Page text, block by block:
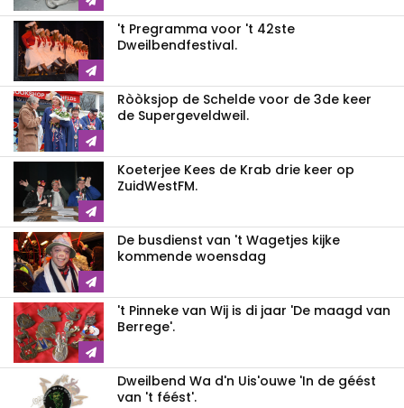
't Pregramma voor 't 42ste
Dweilbendfestival.
Ròòksjop de Schelde voor de 3de keer
de Supergeveldweil.
Koeterjee Kees de Krab drie keer op
ZuidWestFM.
De busdienst van 't Wagetjes kijke
kommende woensdag
't Pinneke van Wij is di jaar 'De maagd van
Berrege'.
Dweilbend Wa d'n Uis'ouwe 'In de géést
van 't féést'.